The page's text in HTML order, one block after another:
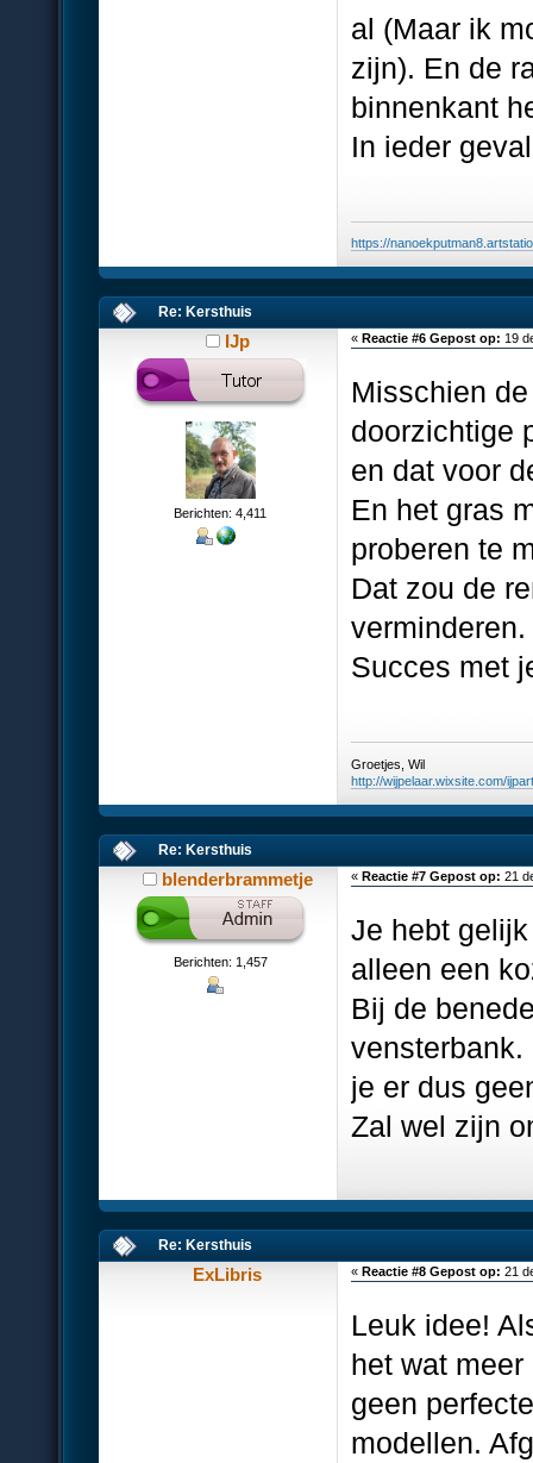
al (Maar ik
zijn). En de
binnenkant
In ieder
https://
Re: Kersthuis
IJp
Berichten: 4,411
« Reactie #6 Gepost op: 19
Misschien
doorzichtige
en dat voor
En het gras
proberen te
Dat zou de
verminderen.
Succes met
Groetjes, Wil
http://wijpelaar.wixsite.com/
Re: Kersthuis
blenderbrammetje
Berichten: 1,457
«Reactie #7 Gepost op: 21
Je hebt
alleen een
Bij de
je er dus
Zal wel zijn
Re: Kersthuis
ExLibris «Reactie #8 Gepost op: 21
Leuk idee!
het wat
geen
modellen.